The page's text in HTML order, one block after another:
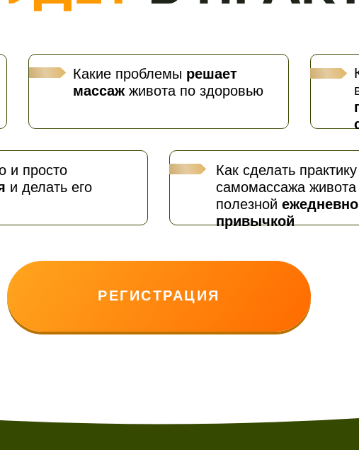
и просто
и делать его
Какие проблемы решает
массаж живота по здоровью
Как сделать практику
самомассажа живота
полезной
привычкой
РЕГИСТРАЦИЯ